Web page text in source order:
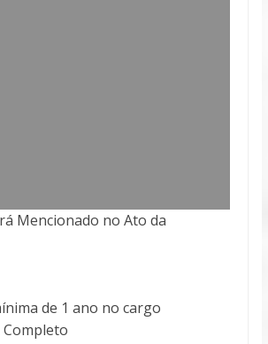
Mencionado no Ato da
de 1 ano no cargo